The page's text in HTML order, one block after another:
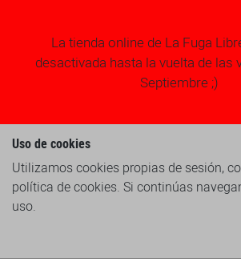
La tienda online de La Fuga
desactivada hasta la vuelta de las
Septiembre ;)
Uso de cookies
Utilizamos cookies propias de sesión,
política de cookies. Si continúas
uso.